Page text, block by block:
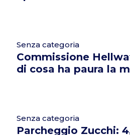
Senza categoria
Commissione
di cosa ha paura la
Senza categoria
Parcheggio Zucchi: